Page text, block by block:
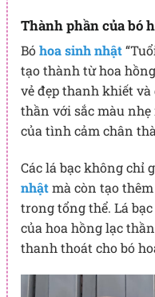
Thành phần của bó
Bóhoa sinh nhật
tạo thành từ hoa
vẻ đẹp thanh khiết
thần với sắc màu
của tình cảm chân
Các lá bạc không chỉ
nhậtmà còn tạo
trong tổng thể. Lá
của hoa hồng lạc
thanh thoát cho bó